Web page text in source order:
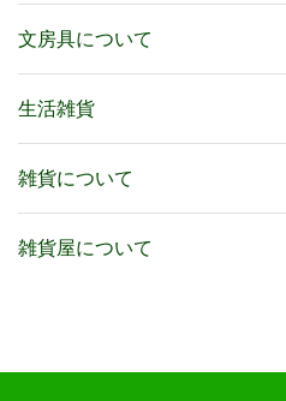
文房具について
生活雑貨
雑貨について
雑貨屋について